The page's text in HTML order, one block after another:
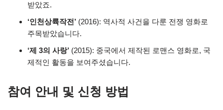
받았죠.
‘인천상륙작전’ (2016): 역사적 사건을 다룬 전쟁 영화로
주목받았습니다.
‘제 3의 사랑’ (2015): 중국에서 제작된 로맨스 영화로, 국
제적인 활동을 보여주셨습니다.
참여 안내 및 신청 방법